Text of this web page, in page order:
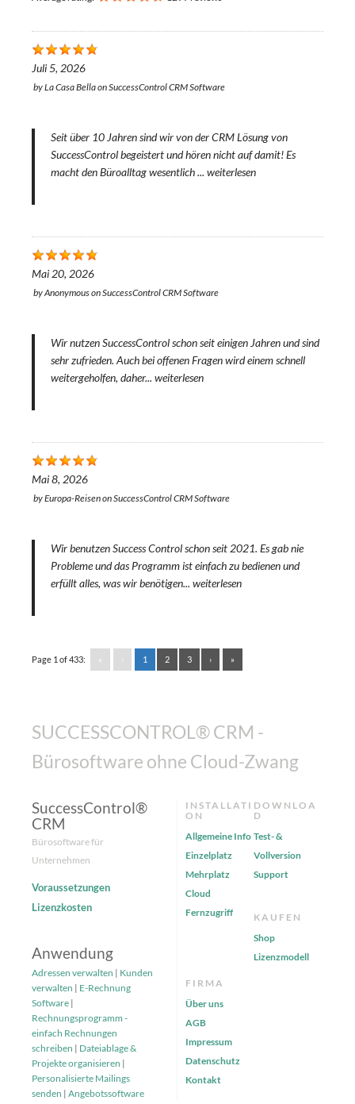
Juli 5, 2026
byLa Casa BellaonSuccessControl CRM Software
Seit über 10 Jahren sind wir von der CRM Lösung von
SuccessControl begeistert und hören nicht auf damit! Es
macht den Büroalltag wesentlich ... weiterlesen
Mai 20, 2026
byAnonymousonSuccessControl CRM Software
Wir nutzen SuccessControl schon seit einigen Jahren und sind
sehr zufrieden. Auch bei offenen Fragen wird einem schnell
weitergeholfen, daher... weiterlesen
Mai 8, 2026
byEuropa-ReisenonSuccessControl CRM Software
Wir benutzen Success Control schon seit 2021. Es gab nie
Probleme und das Programm ist einfach zu bedienen und
erfüllt alles, was wir benötigen... weiterlesen
Page 1 of 433: « ‹ 1 2 3 › »
SUCCESSCONTROL® CRM -
Bürosoftware ohne Cloud-Zwang
SuccessControl®
CRM
Bürosoftware für
Unternehmen
Voraussetzungen
Lizenzkosten
Anwendung
Adressen verwalten | Kunden
verwalten | E-Rechnung
Software |
Rechnungsprogramm -
einfach Rechnungen
schreiben | Dateiablage &
Projekte organisieren |
Personalisierte Mailings
senden | Angebotssoftware
INSTALLATI
ON
Allgemeine Info
Einzelplatz
Mehrplatz
Cloud
Fernzugriff
DOWNLOA
D
Test- &
Vollversion
Support
KAUFEN
Shop
Lizenzmodell
FIRMA
Über uns
AGB
Impressum
Datenschutz
Kontakt